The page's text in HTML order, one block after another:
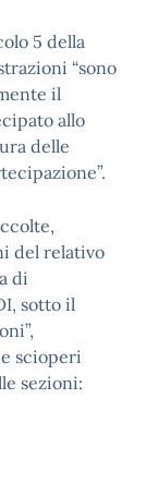
5 della
“sono
il
allo
delle
del relativo
di
sotto il
scioperi
sezioni: